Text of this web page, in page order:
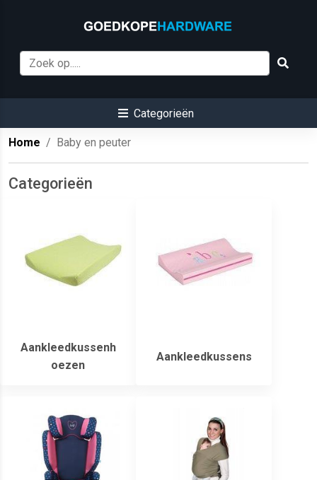
Categorieën
Home Baby en peuter
Categorieën
Aankleedkussenh
oezen
Aankleedkussens